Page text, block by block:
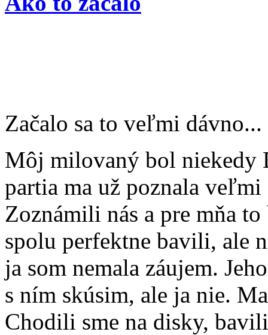
Začalo sa to veľmi dávno...
Môj milovaný bol niekedy
partia ma už poznala
Zoznámili nás a pre mňa
spolu perfektne bavili, ale
ja som nemala záujem.
s ním skúsim, ale ja nie.
Chodili sme na disky,